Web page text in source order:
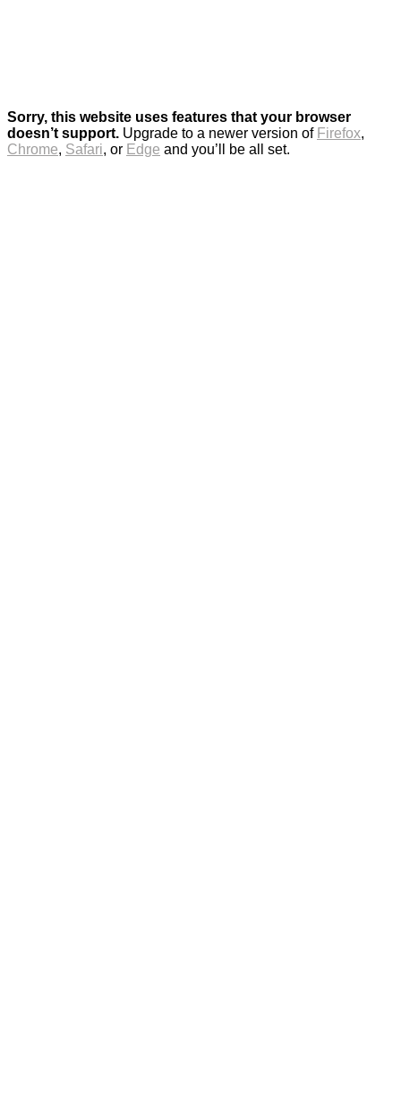
Sorry, this website uses features that your browser
doesn’t support. Upgrade to a newer version of Firefox,
Chrome, Safari, or Edge and you’ll be all set.